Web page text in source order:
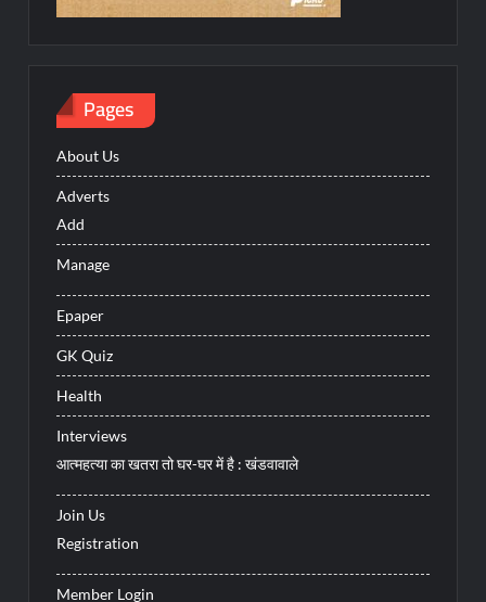
Pages
About Us
Adverts
Add
Manage
Epaper
GK Quiz
Health
Interviews
आत्महत्या का खतरा तो घर-घर में है : खंडवावाले
Join Us
Registration
Member Login